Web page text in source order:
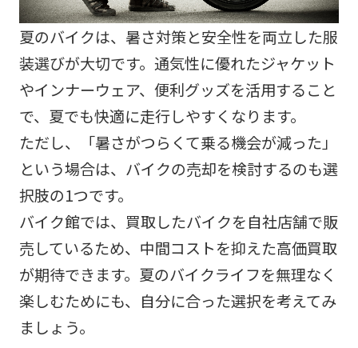
夏のバイクは、暑さ対策と安全性を両立した服
装選びが大切です。通気性に優れたジャケット
やインナーウェア、便利グッズを活用すること
で、夏でも快適に走行しやすくなります。
ただし、「暑さがつらくて乗る機会が減った」
という場合は、バイクの売却を検討するのも選
択肢の1つです。
バイク館では、買取したバイクを自社店舗で販
売しているため、中間コストを抑えた高価買取
が期待できます。夏のバイクライフを無理なく
楽しむためにも、自分に合った選択を考えてみ
ましょう。